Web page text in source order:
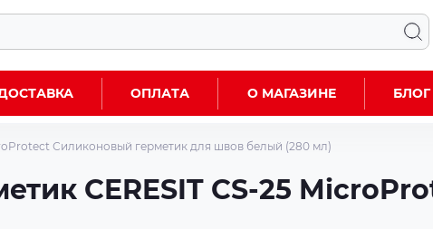
ОПЛАТА О МАГАЗИНЕ БЛОГ
Силиконовый герметик для швов белый (280 мл)
CERESIT CS-25